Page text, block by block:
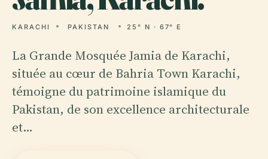
KARACHI PAKISTAN 25° N · 67° E
La Grande Mosquée Jamia de Karachi,
située au cœur de Bahria Town Karachi,
témoigne du patrimoine islamique du
Pakistan, de son excellence architecturale
et…